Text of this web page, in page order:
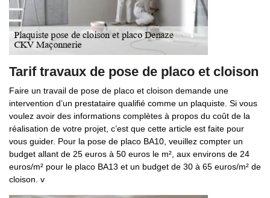
Tarif travaux de pose de placo et cloison
Faire un travail de pose de placo et cloison demande une
intervention d’un prestataire qualifié comme un plaquiste. Si vous
voulez avoir des informations complètes à propos du coût de la
réalisation de votre projet, c’est que cette article est faite pour
vous guider. Pour la pose de placo BA10, veuillez compter un
budget allant de 25 euros à 50 euros le m², aux environs de 24
euros/m² pour le placo BA13 et un budget de 30 à 65 euros/m² de
cloison. v